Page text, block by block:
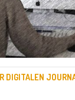
DIGITALEN